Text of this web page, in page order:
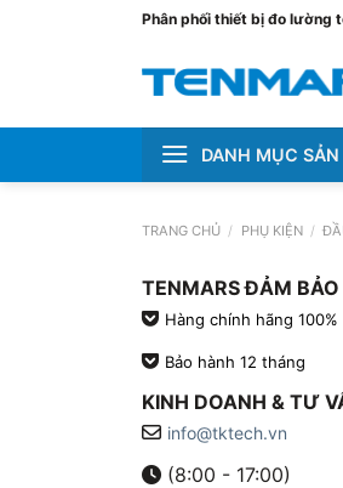
Phân phối thiết bị đo lường
DANH MỤC
TRANG CHỦ / PHỤ KIỆN /
TENMARS ĐẢM BẢO
Hàng chính hãng 100%
Bảo hành 12 tháng
KINH DOANH & TƯ
info@tktech.vn
(8:00 - 17:00)